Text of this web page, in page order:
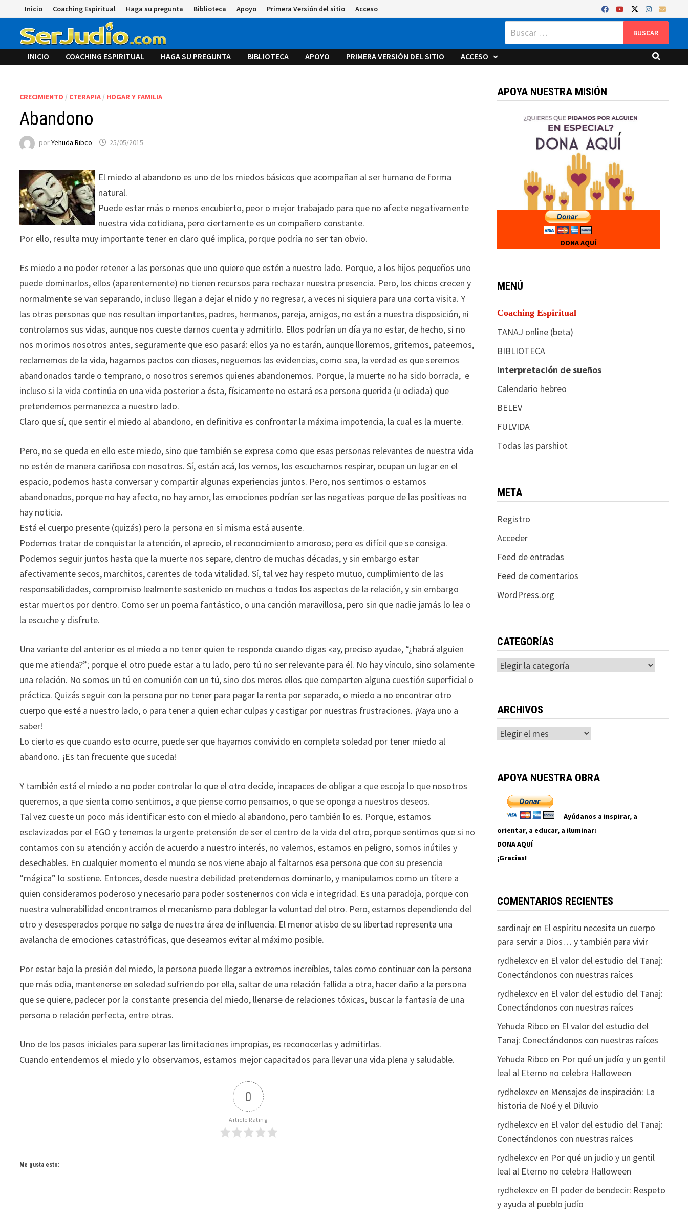
al
contenido
Inicio Coaching Espiritual Haga su pregunta Biblioteca Apoyo Primera Versión del sitio Acceso
Buscar:
INICIO COACHING ESPIRITUAL HAGA SU PREGUNTA BIBLIOTECA APOYO PRIMERA VERSIÓN DEL SITIO ACCESO
CRECIMIENTO / CTERAPIA / HOGAR Y FAMILIA
Abandono
porYehuda Ribco 25/05/2015
El miedo al abandono es uno de los miedos básicos que acompañan al ser humano de forma
natural.
Puede estar más o menos encubierto, peor o mejor trabajado para que no afecte negativamente
nuestra vida cotidiana, pero ciertamente es un compañero constante.
Por ello, resulta muy importante tener en claro qué implica, porque podría no ser tan obvio.
Es miedo a no poder retener a las personas que uno quiere que estén a nuestro lado. Porque, a los hijos pequeños uno
puede dominarlos, ellos (aparentemente) no tienen recursos para rechazar nuestra presencia. Pero, los chicos crecen y
normalmente se van separando, incluso llegan a dejar el nido y no regresar, a veces ni siquiera para una corta visita. Y
las otras personas que nos resultan importantes, padres, hermanos, pareja, amigos, no están a nuestra disposición, ni
controlamos sus vidas, aunque nos cueste darnos cuenta y admitirlo. Ellos podrían un día ya no estar, de hecho, si no
nos morimos nosotros antes, seguramente que eso pasará: ellos ya no estarán, aunque lloremos, gritemos, pateemos,
reclamemos de la vida, hagamos pactos con dioses, neguemos las evidencias, como sea, la verdad es que seremos
abandonados tarde o temprano, o nosotros seremos quienes abandonemos. Porque, la muerte no ha sido borrada, e
incluso si la vida continúa en una vida posterior a ésta, físicamente no estará esa persona querida (u odiada) que
pretendemos permanezca a nuestro lado.
Claro que sí, que sentir el miedo al abandono, en definitiva es confrontar la máxima impotencia, la cual es la muerte.
Pero, no se queda en ello este miedo, sino que también se expresa como que esas personas relevantes de nuestra vida
no estén de manera cariñosa con nosotros. Sí, están acá, los vemos, los escuchamos respirar, ocupan un lugar en el
espacio, podemos hasta conversar y compartir algunas experiencias juntos. Pero, nos sentimos o estamos
abandonados, porque no hay afecto, no hay amor, las emociones podrían ser las negativas porque de las positivas no
hay noticia.
Está el cuerpo presente (quizás) pero la persona en sí misma está ausente.
Podemos tratar de conquistar la atención, el aprecio, el reconocimiento amoroso; pero es difícil que se consiga.
Podemos seguir juntos hasta que la muerte nos separe, dentro de muchas décadas, y sin embargo estar
afectivamente secos, marchitos, carentes de toda vitalidad. Sí, tal vez hay respeto mutuo, cumplimiento de las
responsabilidades, compromiso lealmente sostenido en muchos o todos los aspectos de la relación, y sin embargo
estar muertos por dentro. Como ser un poema fantástico, o una canción maravillosa, pero sin que nadie jamás lo lea o
la escuche y disfrute.
Una variante del anterior es el miedo a no tener quien te responda cuando digas «ay, preciso ayuda», “¿habrá alguien
que me atienda?”; porque el otro puede estar a tu lado, pero tú no ser relevante para él. No hay vínculo, sino solamente
una relación. No somos un tú en comunión con un tú, sino dos meros ellos que comparten alguna cuestión superficial o
práctica. Quizás seguir con la persona por no tener para pagar la renta por separado, o miedo a no encontrar otro
cuerpo que esté a nuestro lado, o para tener a quien echar culpas y castigar por nuestras frustraciones. ¡Vaya uno a
saber!
Lo cierto es que cuando esto ocurre, puede ser que hayamos convivido en completa soledad por tener miedo al
abandono. ¡Es tan frecuente que suceda!
Y también está el miedo a no poder controlar lo que el otro decide, incapaces de obligar a que escoja lo que nosotros
queremos, a que sienta como sentimos, a que piense como pensamos, o que se oponga a nuestros deseos.
Tal vez cueste un poco más identificar esto con el miedo al abandono, pero también lo es. Porque, estamos
esclavizados por el EGO y tenemos la urgente pretensión de ser el centro de la vida del otro, porque sentimos que si no
contamos con su atención y acción de acuerdo a nuestro interés, no valemos, estamos en peligro, somos inútiles y
desechables. En cualquier momento el mundo se nos viene abajo al faltarnos esa persona que con su presencia
“mágica” lo sostiene. Entonces, desde nuestra debilidad pretendemos dominarlo, y manipulamos como un títere a
quien consideramos poderoso y necesario para poder sostenernos con vida e integridad. Es una paradoja, porque con
nuestra vulnerabilidad encontramos el mecanismo para doblegar la voluntad del otro. Pero, estamos dependiendo del
otro y desesperados porque no salga de nuestra área de influencia. El menor atisbo de su libertad representa una
avalancha de emociones catastróficas, que deseamos evitar al máximo posible.
Por estar bajo la presión del miedo, la persona puede llegar a extremos increíbles, tales como continuar con la persona
que más odia, mantenerse en soledad sufriendo por ella, saltar de una relación fallida a otra, hacer daño a la persona
que se quiere, padecer por la constante presencia del miedo, llenarse de relaciones tóxicas, buscar la fantasía de una
persona o relación perfecta, entre otras.
Uno de los pasos iniciales para superar las limitaciones impropias, es reconocerlas y admitirlas.
Cuando entendemos el miedo y lo observamos, estamos mejor capacitados para llevar una vida plena y saludable.
0
Article Rating
Me gusta esto:
APOYA NUESTRA MISIÓN
DONA AQUÍ
MENÚ
Coaching Espiritual
TANAJ online (beta)
BIBLIOTECA
Interpretación de sueños
Calendario hebreo
BELEV
FULVIDA
Todas las parshiot
META
Registro
Acceder
Feed de entradas
Feed de comentarios
WordPress.org
CATEGORÍAS
Categorías
ARCHIVOS
Archivos
APOYA NUESTRA OBRA
Ayúdanos a inspirar, a
orientar, a educar, a iluminar:
DONA AQUÍ
¡Gracias!
COMENTARIOS RECIENTES
sardinajren El espíritu necesita un cuerpo
para servir a Dios… y también para vivir
rydhelexcven El valor del estudio del Tanaj:
Conectándonos con nuestras raíces
rydhelexcven El valor del estudio del Tanaj:
Conectándonos con nuestras raíces
Yehuda Ribco en El valor del estudio del
Tanaj: Conectándonos con nuestras raíces
Yehuda Ribco en Por qué un judío y un gentil
leal al Eterno no celebra Halloween
rydhelexcven Mensajes de inspiración: La
historia de Noé y el Diluvio
rydhelexcven El valor del estudio del Tanaj:
Conectándonos con nuestras raíces
rydhelexcven Por qué un judío y un gentil
leal al Eterno no celebra Halloween
rydhelexcven El poder de bendecir: Respeto
y ayuda al pueblo judío